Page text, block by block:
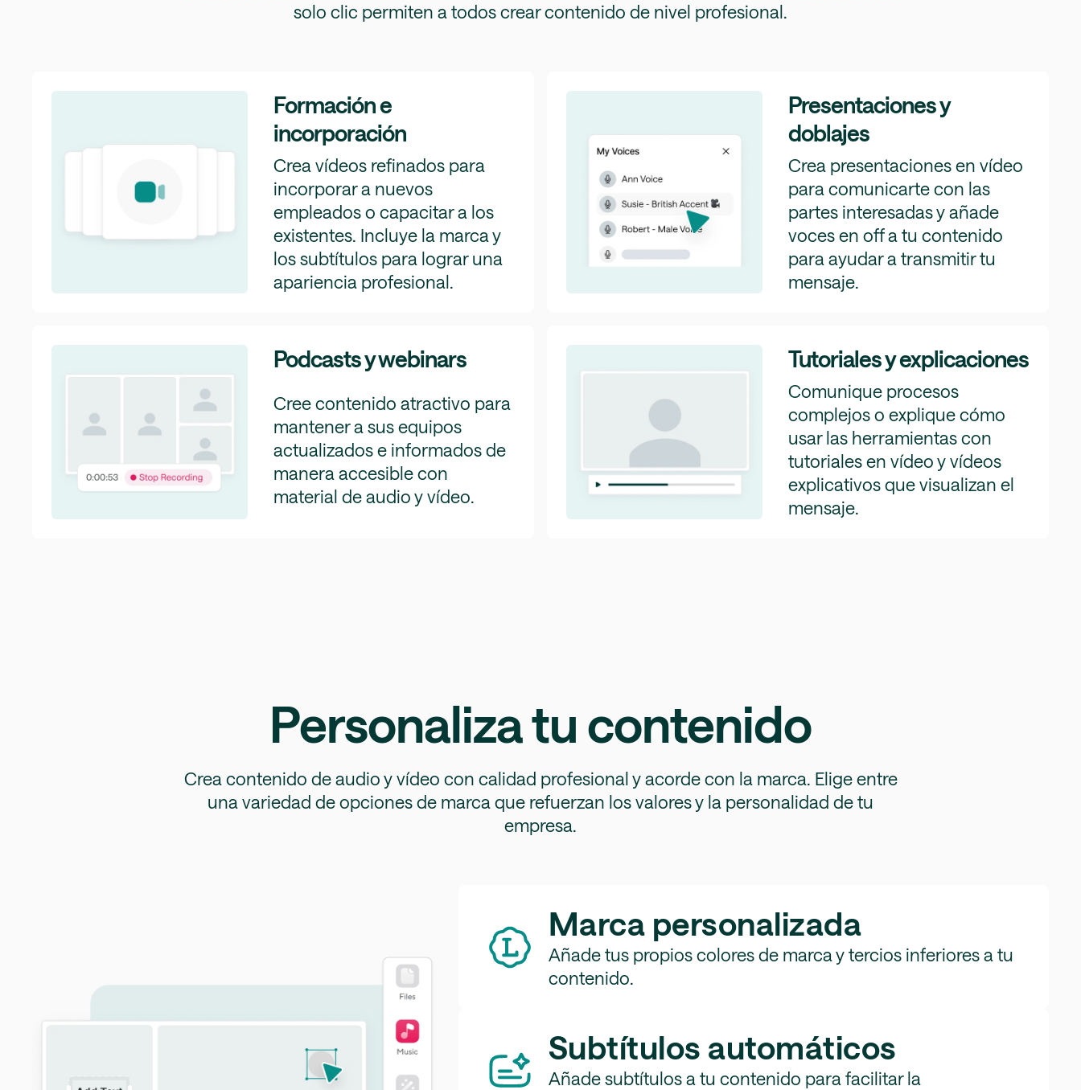
solo clic permiten a todos crear contenido de nivel profesional.
Formación e
incorporación
Crea vídeos refinados para
incorporar a nuevos
empleados o capacitar a los
existentes. Incluye la marca y
los subtítulos para lograr una
apariencia profesional.
Presentaciones y
doblajes
Crea presentaciones en vídeo
para comunicarte con las
partes interesadas y añade
voces en off a tu contenido
para ayudar a transmitir tu
mensaje.
Podcasts y webinars
Cree contenido atractivo para
mantener a sus equipos
actualizados e informados de
manera accesible con
material de audio y vídeo.
Tutoriales y explicaciones
Comunique procesos
complejos o explique cómo
usar las herramientas con
tutoriales en vídeo y vídeos
explicativos que visualizan el
mensaje.
Personaliza tu contenido
Crea contenido de audio y vídeo con calidad profesional y acorde con la marca. Elige entre
una variedad de opciones de marca que refuerzan los valores y la personalidad de tu
empresa.
Marca personalizada
Añade tus propios colores de marca y tercios inferiores a tu
contenido.
Subtítulos automáticos
Añade subtítulos a tu contenido para facilitar la